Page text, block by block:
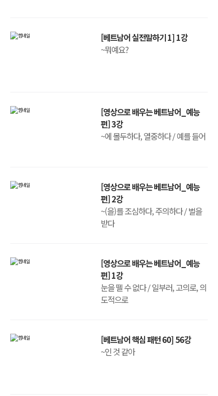
[베트남어 실전말하기 1] 1강
~뭐예요?
[영상으로 배우는 베트남어_예능
편] 3강
~에 몰두하다, 열중하다 / 예를 들어
[영상으로 배우는 베트남어_예능
편] 2강
~(을)를 조심하다, 주의하다 / 벌을
받다
[영상으로 배우는 베트남어_예능
편] 1강
눈을 뗄 수 없다 / 일부러, 고의로, 의
도적으로
[베트남어 핵심 패턴 60] 56강
~인 것 같아